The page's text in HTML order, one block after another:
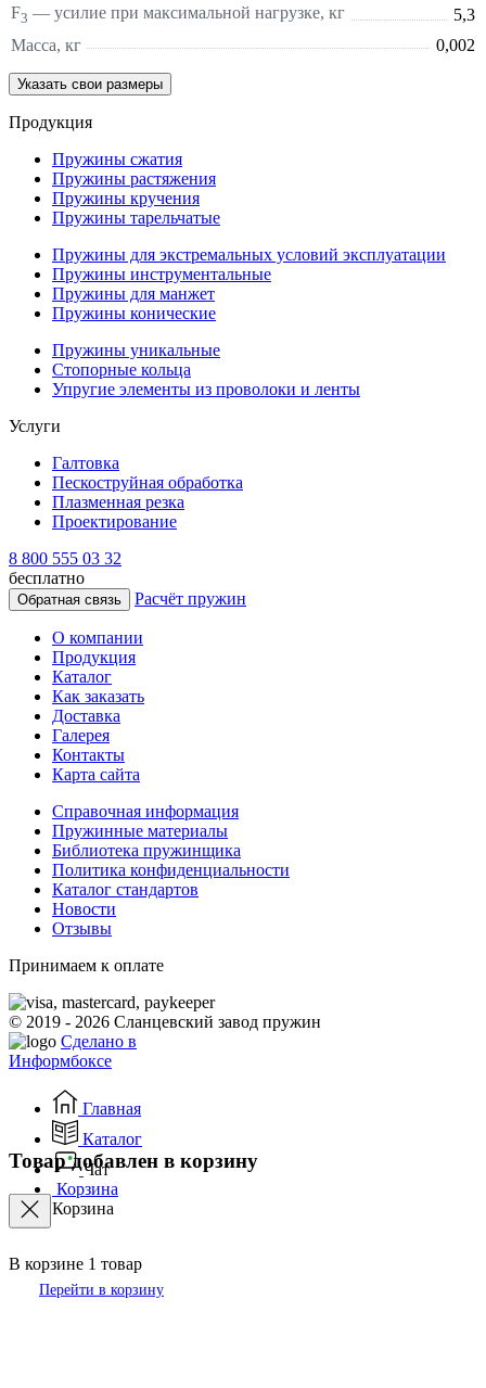
F3 — усилие при максимальной нагрузке, кг
5,3
Масса, кг
0,002
Указать свои размеры
Продукция
Пружины сжатия
Пружины растяжения
Пружины кручения
Пружины тарельчатые
Пружины для экстремальных условий эксплуатации
Пружины инструментальные
Пружины для манжет
Пружины конические
Пружины уникальные
Стопорные кольца
Упругие элементы из проволоки и ленты
Услуги
Галтовка
Пескоструйная обработка
Плазменная резка
Проектирование
8 800 555 03 32
бесплатно
Обратная связь Расчёт пружин
О компании
Продукция
Каталог
Как заказать
Доставка
Галерея
Контакты
Карта сайта
Справочная информация
Пружинные материалы
Библиотека пружинщика
Политика конфиденциальности
Каталог стандартов
Новости
Отзывы
Принимаем к оплате
© 2019 - 2026 Сланцевский завод пружин
Сделано в
Информбоксе
Главная
Каталог
Чат
Корзина
Корзина
Товар добавлен в корзину
В корзине 1 товар
Перейти в корзину